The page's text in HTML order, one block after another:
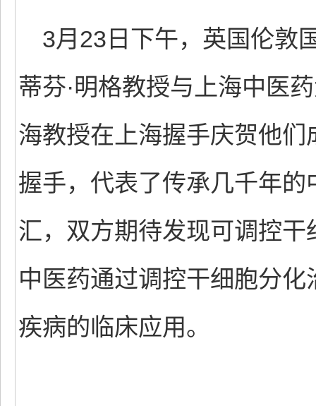
3月23日下午，英国伦敦
蒂芬·明格教授与上海中医
海教授在上海握手庆贺他
握手，代表了传承几千年
汇，双方期待发现可调控
中医药通过调控干细胞分
疾病的临床应用。